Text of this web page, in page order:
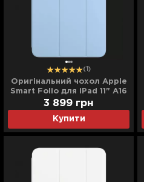
(1)
Оригінальний чохол Apple
Smart Folio для iPad 11" A16
(2025) (Sky)
Купити
3 899 грн